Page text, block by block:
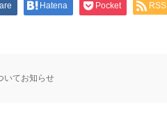
Hatena Pocket RSS
いてお知らせ